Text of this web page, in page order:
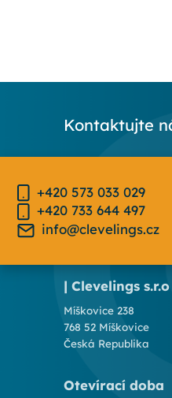
Kontaktujte
+420 573 033 029
+420 733 644 497
info@clevelings.cz
| Clevelings s.r.o
Míškovice 238
768 52 Míškovice
Česká Republika
Otevírací doba